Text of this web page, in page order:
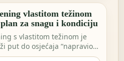
vlastitom težinom
za snagu i kondiciju
s vlastitom težinom je
put do osjećaja “napravio